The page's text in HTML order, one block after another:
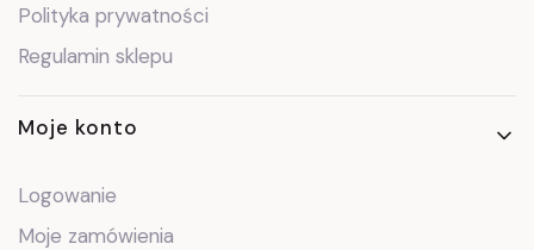
Polityka prywatności
Regulamin sklepu
Moje konto
Logowanie
Moje zamówienia